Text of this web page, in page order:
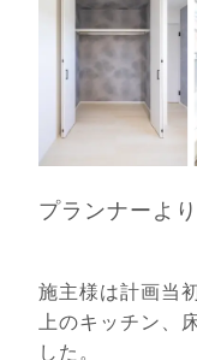
プランナーより
施主様は計画当
上のキッチン、
した。